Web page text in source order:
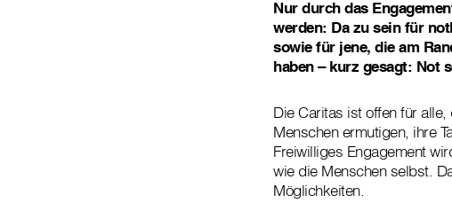
Nur durch das
werden: Da zu sein für
sowie für jene, die am
haben – kurz gesagt: Not
Die Caritas ist offen für
Menschen ermutigen, ihre
Freiwilliges Engagement
wie die Menschen selbst.
Möglichkeiten.